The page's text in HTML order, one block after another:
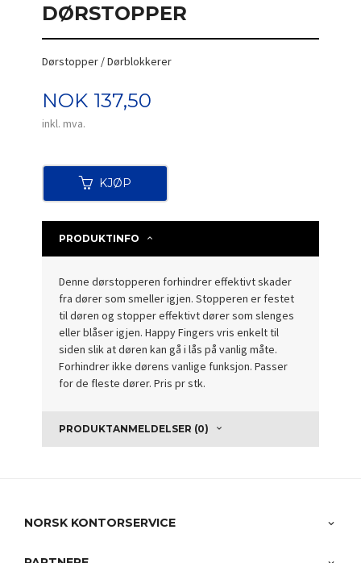
DØRSTOPPER
Dørstopper / Dørblokkerer
Pris
NOK 137,50
inkl. mva.
KJØP
PRODUKTINFO
Denne dørstopperen forhindrer effektivt skader
fra dører som smeller igjen. Stopperen er festet
til døren og stopper effektivt dører som slenges
eller blåser igjen. Happy Fingers vris enkelt til
siden slik at døren kan gå i lås på vanlig måte.
Forhindrer ikke dørens vanlige funksjon. Passer
for de fleste dører. Pris pr stk.
PRODUKTANMELDELSER (0)
NORSK KONTORSERVICE